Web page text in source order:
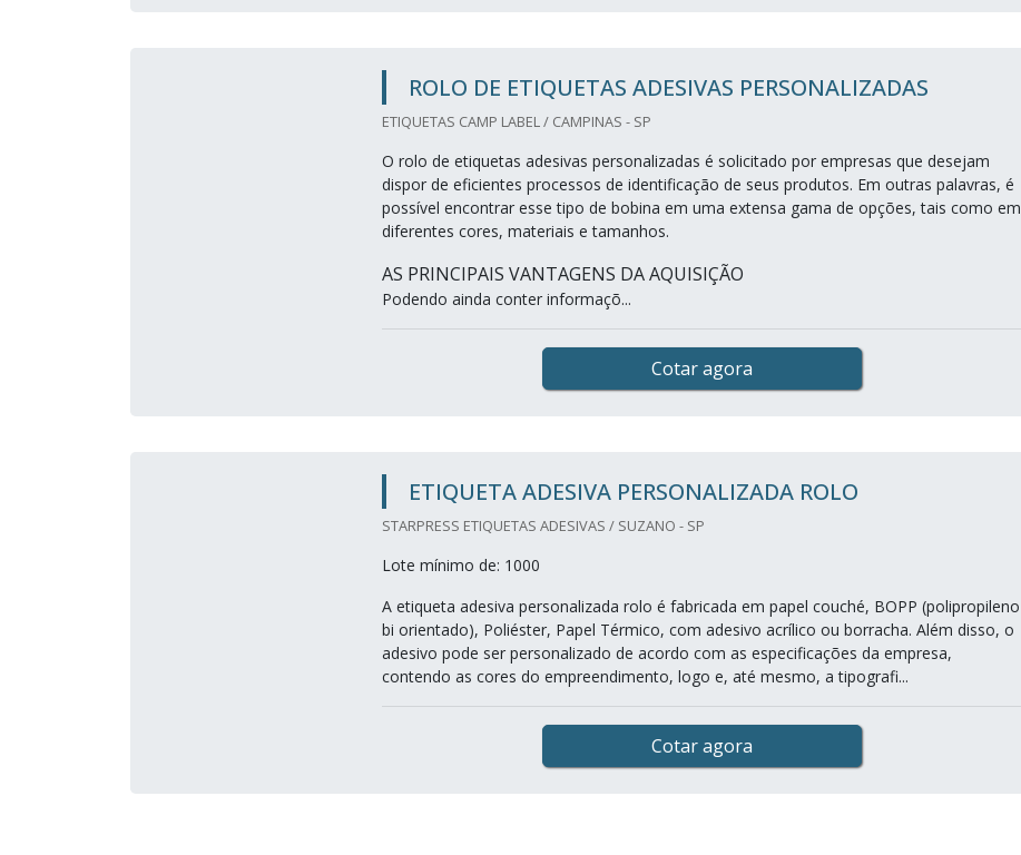
ROLO DE ETIQUETAS ADESIVAS PERSONALIZADAS
ETIQUETAS CAMP LABEL / CAMPINAS - SP
O rolo de etiquetas adesivas personalizadas é solicitado por empresas que desejam
dispor de eficientes processos de identificação de seus produtos. Em outras palavras, é
possível encontrar esse tipo de bobina em uma extensa gama de opções, tais como em
diferentes cores, materiais e tamanhos.
AS PRINCIPAIS VANTAGENS DA AQUISIÇÃO
Podendo ainda conter informaçõ...
Cotar agora
ETIQUETA ADESIVA PERSONALIZADA ROLO
STARPRESS ETIQUETAS ADESIVAS / SUZANO - SP
Lote mínimo de: 1000
A etiqueta adesiva personalizada rolo é fabricada em papel couché, BOPP (polipropileno
bi orientado), Poliéster, Papel Térmico, com adesivo acrílico ou borracha. Além disso, o
adesivo pode ser personalizado de acordo com as especificações da empresa,
contendo as cores do empreendimento, logo e, até mesmo, a tipografi...
Cotar agora